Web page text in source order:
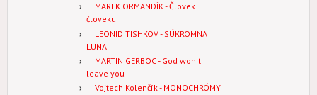
MAREK ORMANDÍK - Človek
človeku
LEONID TISHKOV - SÚKROMNÁ
LUNA
MARTIN GERBOC - God won't
leave you
Vojtech Kolenčík - MONOCHRÓMY